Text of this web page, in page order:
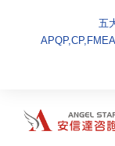
五